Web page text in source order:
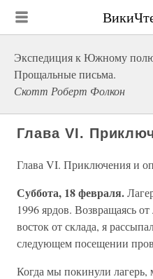
Экспедиция к Южному
Прощальные письма.
Скотт Роберт Фолкон
Глава VI.
Глава VI. Приключения и
Суббота, 18 февраля.
1996 ярдов. Возвращаясь
восток от склада, я
следующем посещении
Когда мы покинули